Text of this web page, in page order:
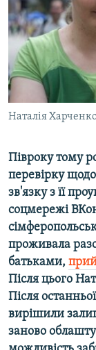
ДЕПОРТАЦІЯ
ВІДЕОУРОКИ
СВІДЧЕННЯ
УКРАЇНСЬКА
ІНФОГРАФІКА
ЯК ОБІЙТИ
Русский
Qırımtatar
ДОЛУЧАЙСЯ!
Усі сайти
Наталія
Півроку тому
перевірку
зв'язку з її
соцмережі
проживала
батьками,
Після цього
Після
вирішили
заново